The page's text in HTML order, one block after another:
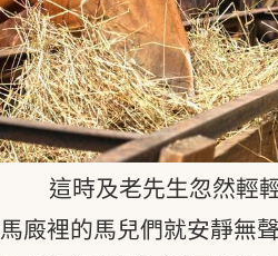
這時及老先生忽然輕
馬廄裡的馬兒們就安靜無